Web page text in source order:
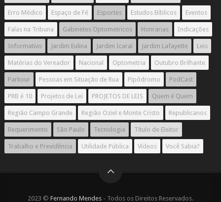
Erro Médico Espaço de Fé Esportes Estudos Bíblicos Eventos
Falas na Tribuna Gabinetes Optometricos Honrarias Indicações
Informativo Jardim Eulina Jardim Icaraí Jardim Lafayette Leis
Matérias do Vereador Nacional Optometria Outubro Brilhante
Parkour Pessoas em Situação de Rua Pipódromo PodCast
PRB é 10 Projetos de Lei PROJETOS DE LEIS Quem é Quem
Região Campo Grande Região Oziel e Monte Cristo Republicanos
Requerimento São Paulo Tecnologia Título de Eleitor
Trabalho e Previdência Utilidade Pública Vídeos Você Sabia?
2023 © Fernando Mendes - Todos os Direitos Reservados.